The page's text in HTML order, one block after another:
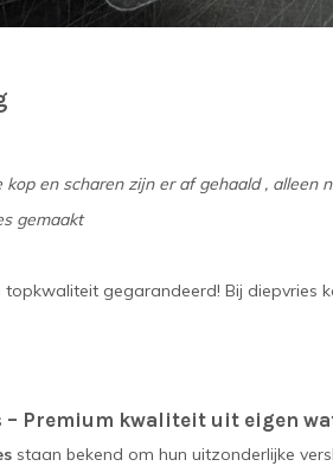
en scharen zijn er af gehaald , alleen
gemaakt
topkwaliteit gegarandeerd! Bij diepvries
– Premium kwaliteit uit eigen
staan bekend om hun uitzonderlijke